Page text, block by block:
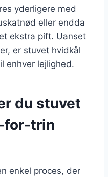
yderligere med
eller endda
ekstra pift. Uanset
er stuvet hvidkål
enhver lejlighed.
du stuvet
for-trin
enkel proces, der